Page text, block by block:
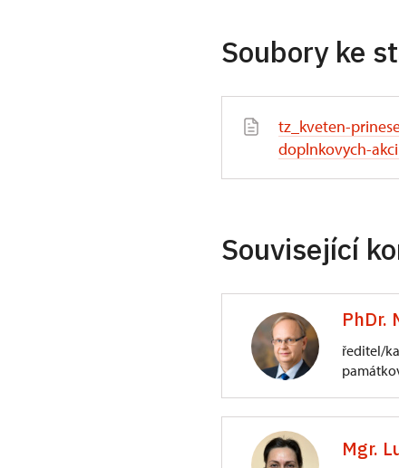
Soubory ke
tz_kveten-
doplnkovych-
Související
PhDr.
ředitel/
3/, Sychrov 3
Mgr.